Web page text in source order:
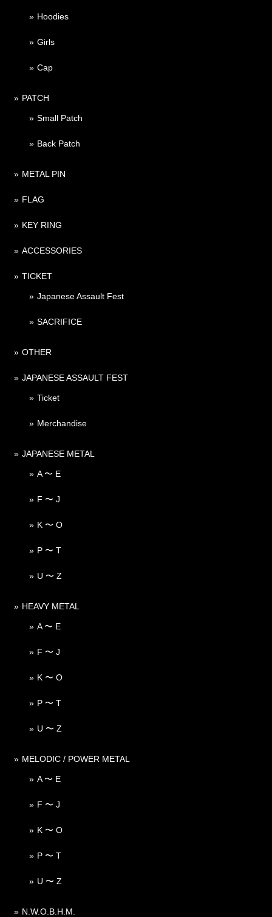
Hoodies
Girls
Cap
PATCH
Small Patch
Back Patch
METAL PIN
FLAG
KEY RING
ACCESSORIES
TICKET
Japanese Assault Fest
SACRIFICE
OTHER
JAPANESE ASSAULT FEST
Ticket
Merchandise
JAPANESE METAL
A 〜 E
F 〜 J
K 〜 O
P 〜 T
U 〜 Z
HEAVY METAL
A 〜 E
F 〜 J
K 〜 O
P 〜 T
U 〜 Z
MELODIC / POWER METAL
A 〜 E
F 〜 J
K 〜 O
P 〜 T
U 〜 Z
N.W.O.B.H.M.